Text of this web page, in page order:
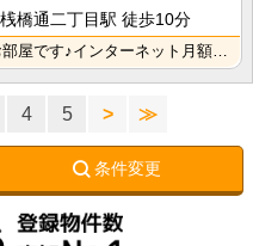
橋通二丁目駅 徒歩10分
新田町にあるネット無料・鉄骨造のお部屋です♪インターネット月額接続利用料無料なので生活費の節約になり･･･
4 5 > ≫
条件変更